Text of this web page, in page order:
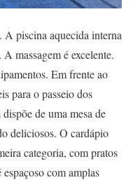
A piscina aquecida interna
massagem é excelente.
Em frente ao
para o passeio dos
de uma mesa de
deliciosos. O cardápio
categoria, com pratos
com amplas